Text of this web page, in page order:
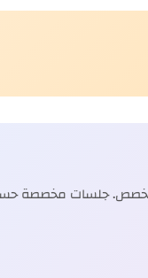
جلسات مخصصة